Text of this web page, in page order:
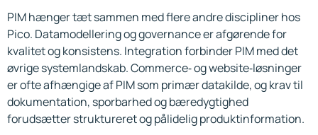
PIM hænger tæt sammen med flere andre discipliner hos
Pico. Datamodellering og governance er afgørende for
kvalitet og konsistens. Integration forbinder PIM med det
øvrige systemlandskab. Commerce‑ og website‑løsninger
er ofte afhængige af PIM som primær datakilde, og krav til
dokumentation, sporbarhed og bæredygtighed
forudsætter struktureret og pålidelig produktinformation.